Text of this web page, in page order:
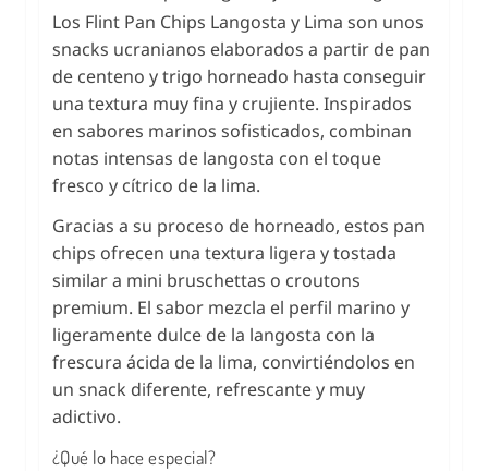
Los Flint Pan Chips Langosta y Lima son unos
snacks ucranianos elaborados a partir de pan
de centeno y trigo horneado hasta conseguir
una textura muy fina y crujiente. Inspirados
en sabores marinos sofisticados, combinan
notas intensas de langosta con el toque
fresco y cítrico de la lima.
Gracias a su proceso de horneado, estos pan
chips ofrecen una textura ligera y tostada
similar a mini bruschettas o croutons
premium. El sabor mezcla el perfil marino y
ligeramente dulce de la langosta con la
frescura ácida de la lima, convirtiéndolos en
un snack diferente, refrescante y muy
adictivo.
¿Qué lo hace especial?